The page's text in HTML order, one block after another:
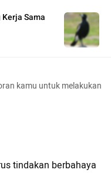
Sama
kamu untuk melakukan
tindakan berbahaya